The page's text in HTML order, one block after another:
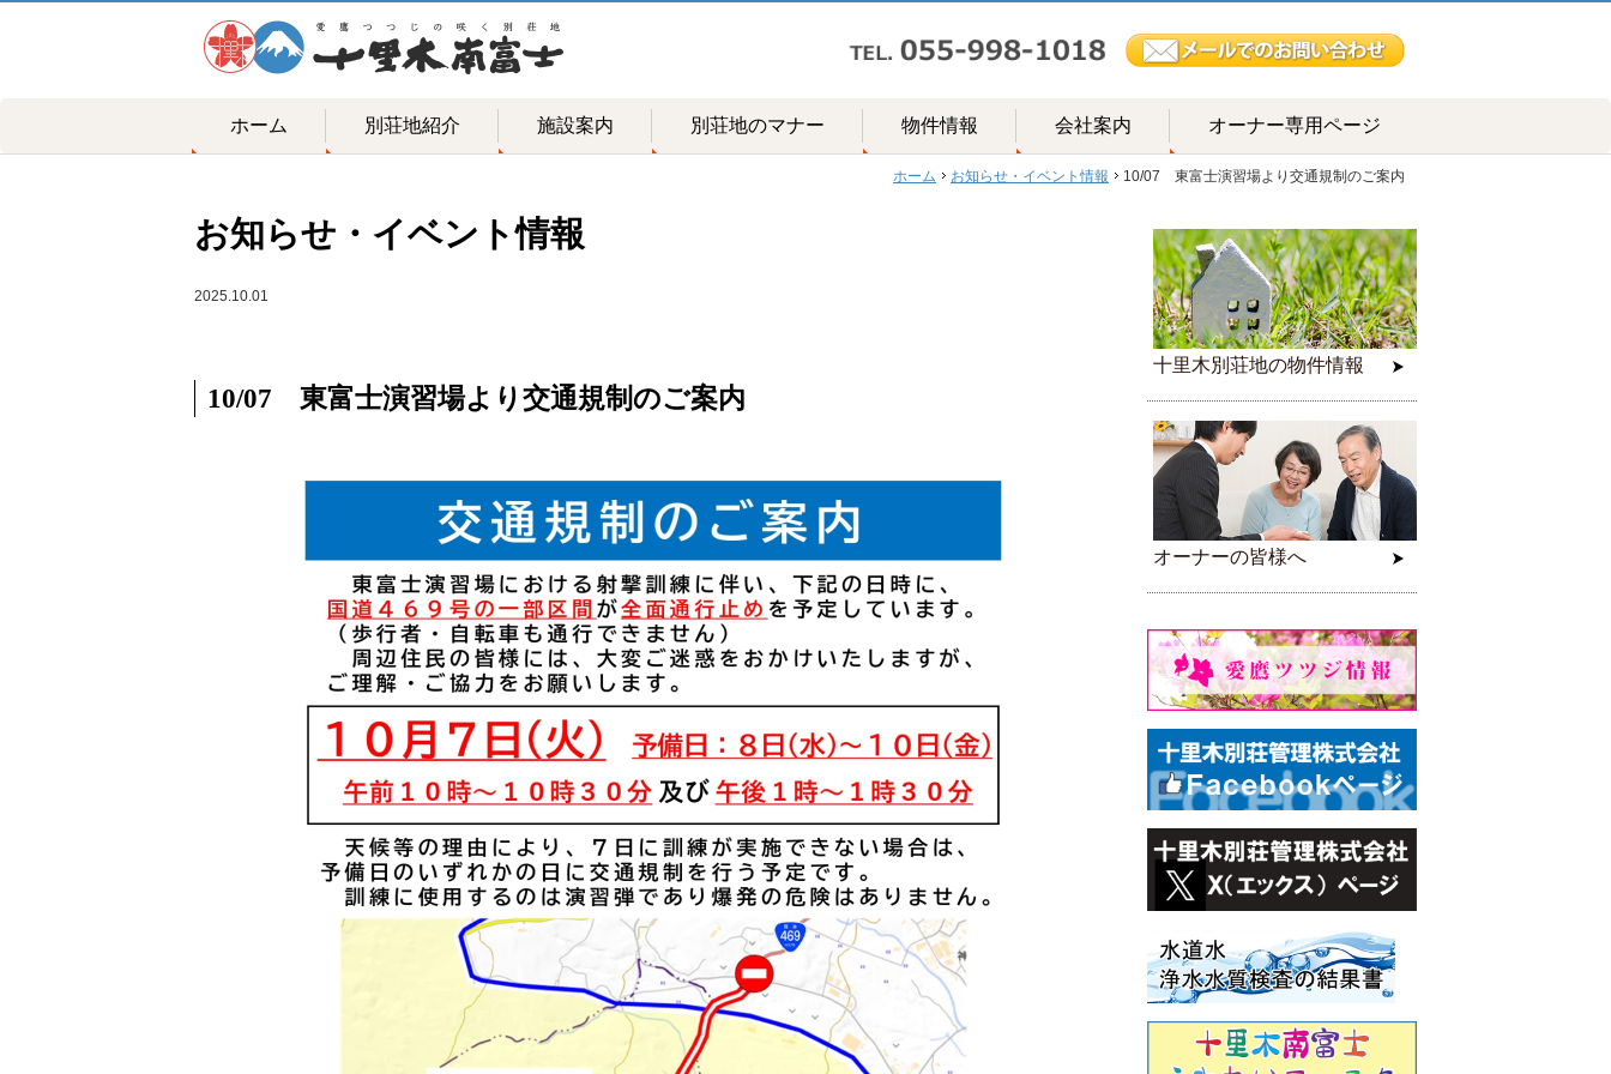
ホーム 別荘地紹介 施設案内 別荘地のマナー 物件情報 会社案内 オーナー専用ページ
ホーム お知らせ・イベント情報 10/07 東富士演習場より交通規制のご案内
お知らせ・イベント情報
2025.10.01
10/07 東富士演習場より交通規制のご案内
十里木別荘地の物件情報
オーナーの皆様へ